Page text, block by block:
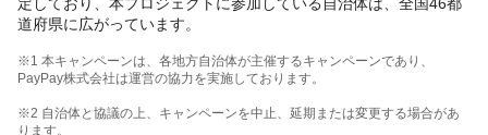
道府県に広がっています。
※1 本キャンペーンは、各地方自治体が主催するキャンペーンであり、
PayPay株式会社は運営の協力を実施しております。
※2 自治体と協議の上、キャンペーンを中止、延期または変更する場合があ
ります。